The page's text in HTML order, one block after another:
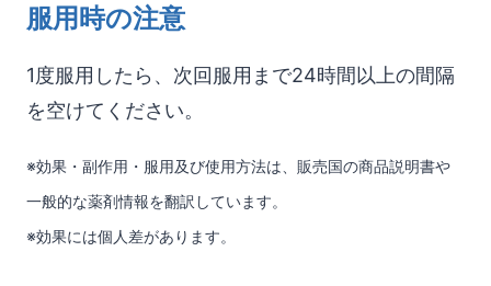
服用時の注意
1度服用したら、次回服用まで24時間以上の間隔
を空けてください。
※効果・副作用・服用及び使用方法は、販売国の商品説明書や
一般的な薬剤情報を翻訳しています。
※効果には個人差があります。